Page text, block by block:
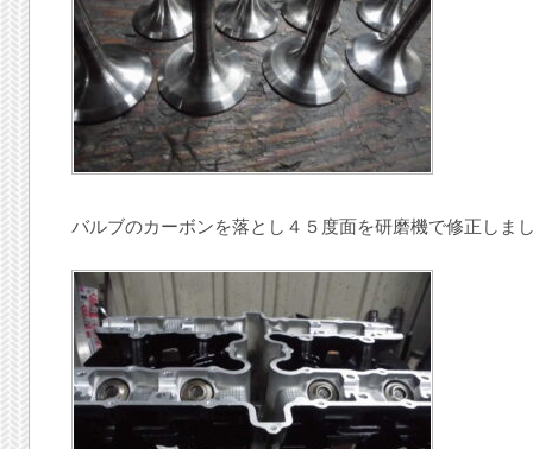
バルブのカーボンを落とし４５度面を研磨機で修正しま